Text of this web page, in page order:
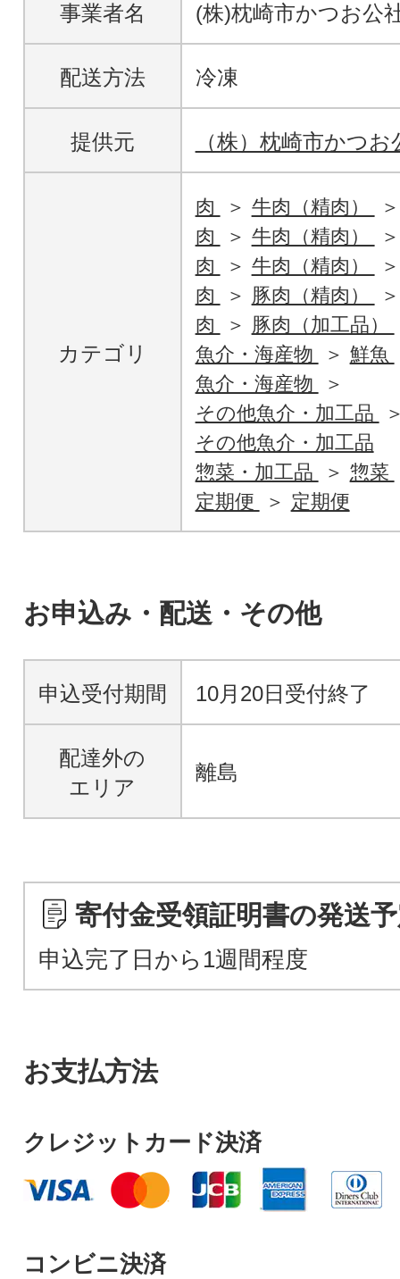
事業者名 (株)枕崎市かつお公
配送方法 冷凍
提供元 （株）枕崎市かつお
カテゴリ
肉
牛肉（精肉）
肉
牛肉（精肉）
肉
牛肉（精肉）
肉
豚肉（精肉）
肉
豚肉（加工品）
魚介・海産物
鮮魚
魚介・海産物
その他魚介・加工品
その他魚介・加工品
惣菜・加工品
惣菜
定期便
定期便
お申込み・配送・その他
申込受付期間 10月20日受付終了
配達外の
エリア
離島
寄付金受領証明書の発送
申込完了日から1週間程度
お支払方法
クレジットカード決済
コンビニ決済